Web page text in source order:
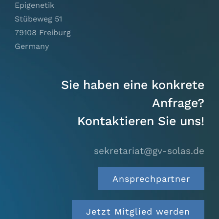
Epigenetik
Stübeweg 51
79108 Freiburg
Germany
Sie haben eine konkrete
Anfrage?
Kontaktieren Sie uns!
sekretariat@gv-solas.de
Ansprechpartner
Jetzt Mitglied werden